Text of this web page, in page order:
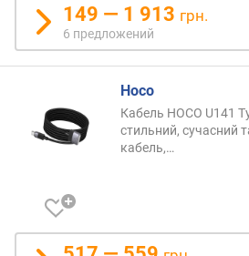
149 — 1 913 грн.
6 предложений
Hoco
Кабель HOCO U141
стильний, сучасний
кабель,…